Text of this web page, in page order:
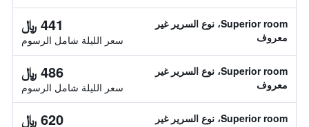
Superior room، نوع السرير غير
معروف
441 ﷼
سعر الليلة شامل الرسوم
Superior room، نوع السرير غير
معروف
486 ﷼
سعر الليلة شامل الرسوم
Superior room، نوع السرير غير
620 ﷼